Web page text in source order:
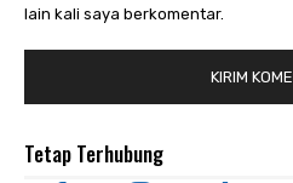
lain kali saya berkomentar.
Tetap Terhubung